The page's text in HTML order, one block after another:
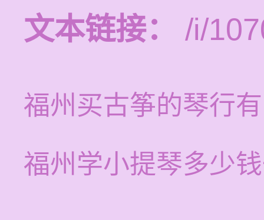
文本链接：
/i/
福州买古筝的琴行
福州学小提琴多少